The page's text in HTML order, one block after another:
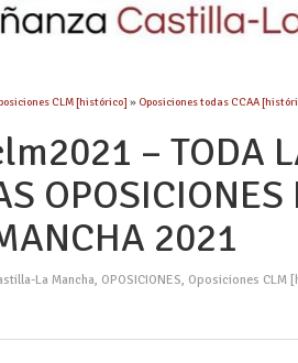
CLM [histórico] » Oposiciones todas CCAA
– TODA
OPOSICIONES
2021
La Mancha, OPOSICIONES, Oposiciones CLM